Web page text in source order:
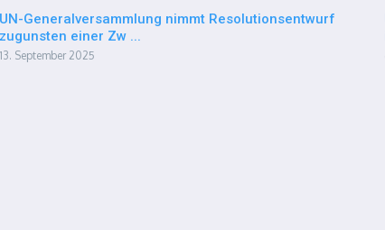
UN-Generalversammlung nimmt Resolutionsentwurf
zugunsten einer Zw ...
13. September 2025